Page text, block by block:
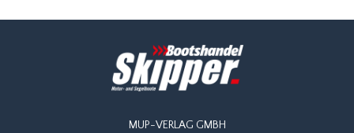
MUP-VERLAG GMBH